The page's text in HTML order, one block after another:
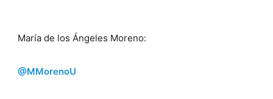
María de los Ángeles Moreno:
@MMorenoU